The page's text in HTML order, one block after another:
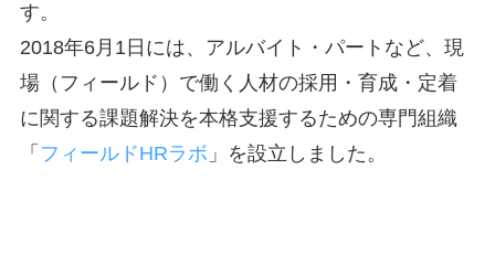
す。
2018年6月1日には、アルバイト・パートなど、現
場（フィールド）で働く人材の採用・育成・定着
に関する課題解決を本格支援するための専門組織
「 フィールドHRラボ 」を設立しました。